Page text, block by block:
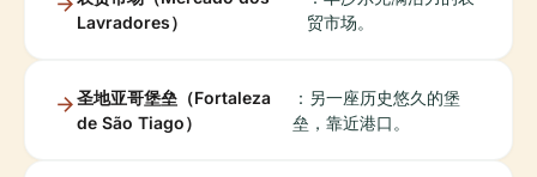
Lavradores）
贸市场。
圣地亚哥堡垒（Fortaleza
de São Tiago）
：另一座历史悠久的堡
垒，靠近港口。